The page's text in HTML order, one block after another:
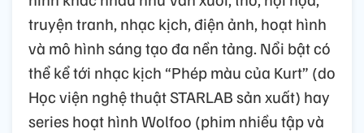
truyện tranh, nhạc kịch, điện ảnh, hoạt hình
và mô hình sáng tạo đa nền tảng. Nổi bật có
thể kể tới nhạc kịch “Phép màu của Kurt” (do
Học viện nghệ thuật STARLAB sản xuất) hay
series hoạt hình Wolfoo (phim nhiều tập và